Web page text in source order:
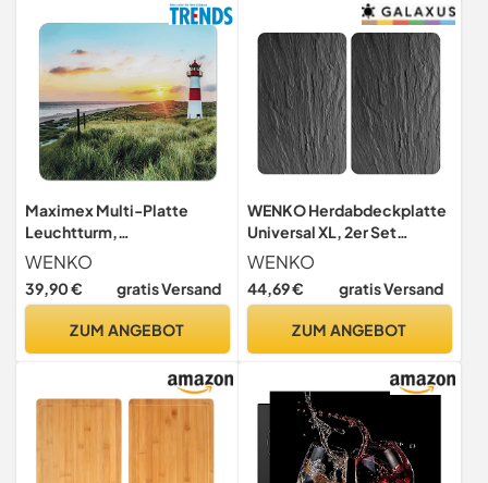
Maximex Multi-Platte
Leuchtturm,
Herdabdeckung für
Glaskeramik-Kochfelder,
Gehärtetes Glas, 56 x 50
WENKO
39,90 € gratis Versand
ZUM ANGEBOT
WENKO Herdabdeckplatte
Universal XL, 2er Set
Herdabdeckung für alle
Herdarten, Gehärtetes
Glas, Je 40 x 52 cm,
WENKO
44,69 € gratis Versand
ZUM ANGEBOT